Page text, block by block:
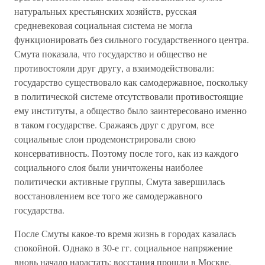
натуральных крестьянских хозяйств, русская
средневековая социальная система не могла
функционировать без сильного государственного центра.
Смута показала, что государство и общество не
противостояли друг другу, а взаимодействовали:
государство существовало как самодержавное, поскольку
в политической системе отсутствовали противостоящие
ему институты, а общество было заинтересовано именно
в таком государстве. Сражаясь друг с другом, все
социальные слои продемонстрировали свою
консервативность. Поэтому после того, как из каждого
социального слоя были уничтожены наиболее
политически активные группы, Смута завершилась
восстановлением все того же самодержавного
государства.
После Смуты какое-то время жизнь в городах казалась
спокойной. Однако в 30-е гг. социальное напряжение
вновь начало нарастать: восстания прошли в Москве,